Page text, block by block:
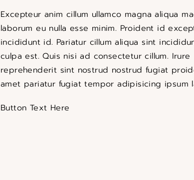
Excepteur anim cillum ullamco magna aliqua
laborum eu nulla esse minim. Proident id
incididunt id. Pariatur cillum aliqua sint
culpa est. Quis nisi ad consectetur cillum. Irure
reprehenderit sint nostrud nostrud fugiat
amet pariatur fugiat tempor adipisicing ipsum
Button Text Here